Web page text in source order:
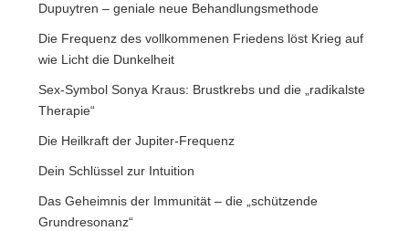
Dupuytren – geniale neue Behandlungsmethode
Die Frequenz des vollkommenen Friedens löst Krieg auf
wie Licht die Dunkelheit
Sex-Symbol Sonya Kraus: Brustkrebs und die „radikalste
Therapie“
Die Heilkraft der Jupiter-Frequenz
Dein Schlüssel zur Intuition
Das Geheimnis der Immunität – die „schützende
Grundresonanz“